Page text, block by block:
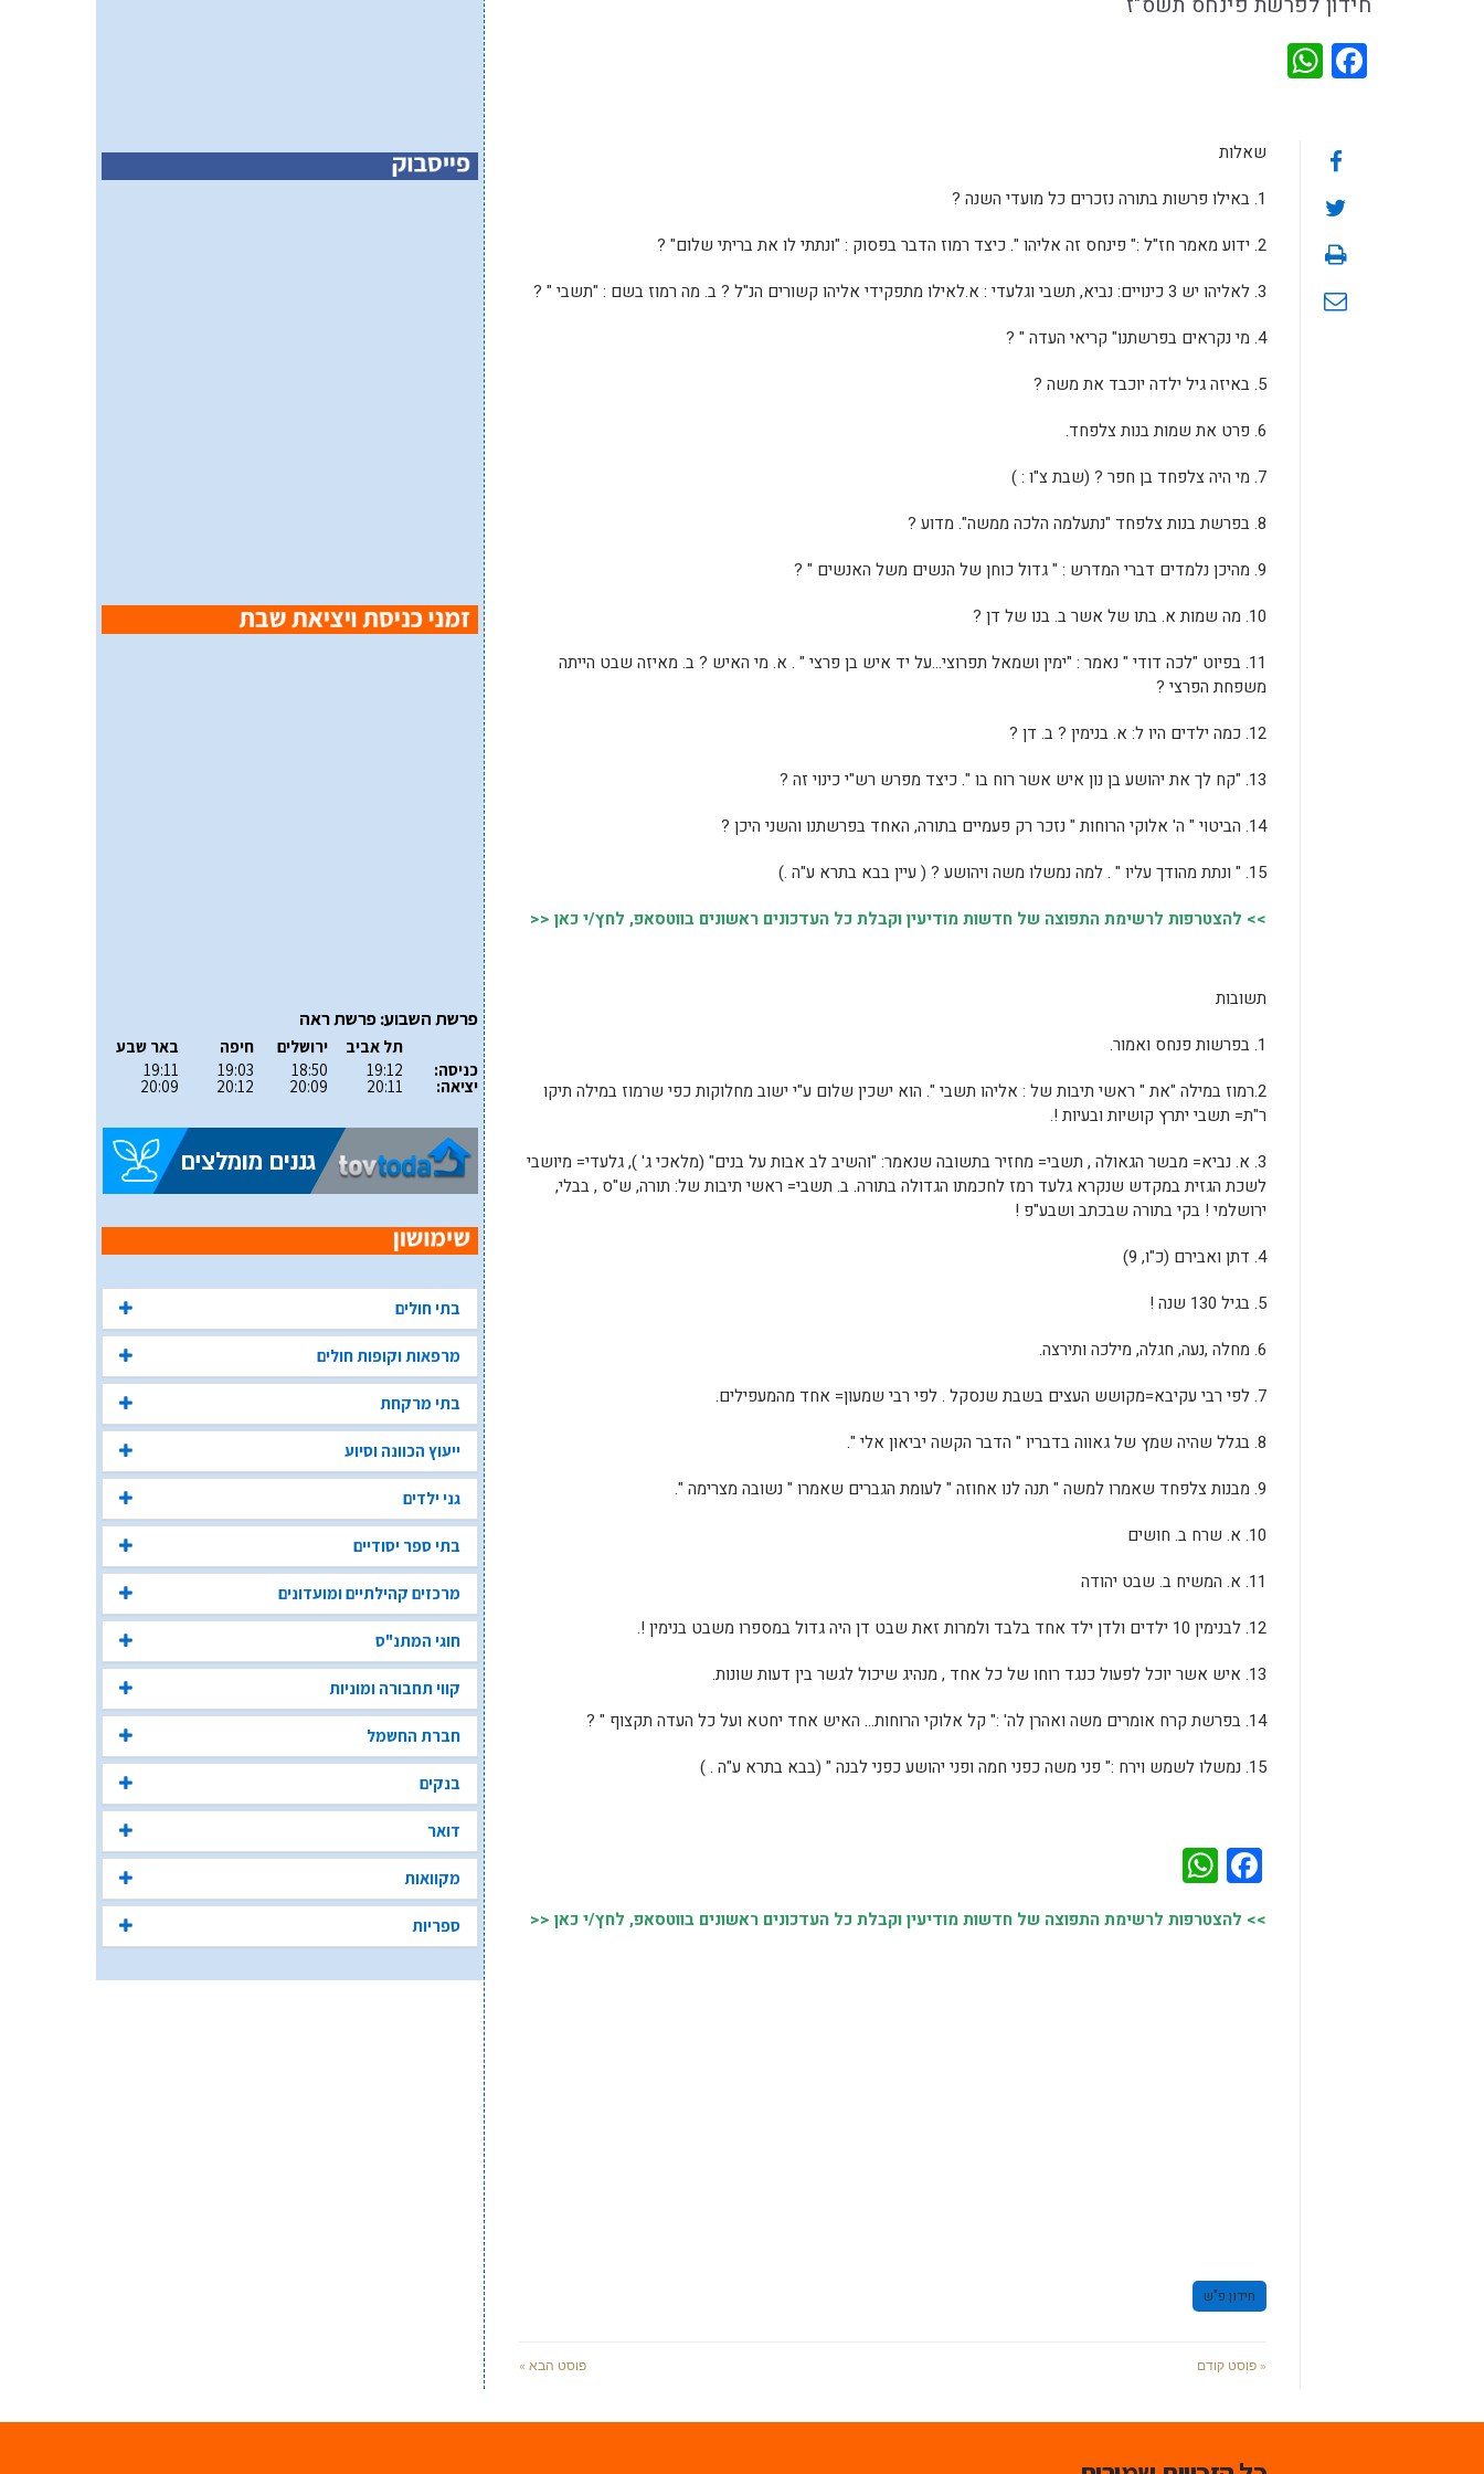
Facebook
שאלות
1. באילו פרשות בתורה נזכרים כל מועדי השנה ?
2. ידוע מאמר חז"ל :" פינחס זה אליהו ". כיצד רמוז הדבר בפסוק : "ונתתי לו את בריתי שלום" ?
3. לאליהו יש 3 כינויים: נביא, תשבי וגלעדי : א.לאילו מתפקידי אליהו קשורים הנ"ל ? ב. מה רמוז בשם : "תשבי " ?
4. מי נקראים בפרשתנו" קריאי העדה " ?
5. באיזה גיל ילדה יוכבד את משה ?
6. פרט את שמות בנות צלפחד.
7. מי היה צלפחד בן חפר ? (שבת צ"ו : )
8. בפרשת בנות צלפחד "נתעלמה הלכה ממשה". מדוע ?
9. מהיכן נלמדים דברי המדרש : " גדול כוחן של הנשים משל האנשים " ?
10. מה שמות א. בתו של אשר ב. בנו של דן ?
11. בפיוט "לכה דודי " נאמר : "ימין ושמאל תפרוצי…על יד איש בן פרצי " . א. מי האיש ? ב. מאיזה שבט הייתה
משפחת הפרצי ?
12. כמה ילדים היו ל: א. בנימין ? ב. דן ?
13. "קח לך את יהושע בן נון איש אשר רוח בו ". כיצד מפרש רש"י כינוי זה ?
14. הביטוי " ה' אלוקי הרוחות " נזכר רק פעמיים בתורה, האחד בפרשתנו והשני היכן ?
15. " ונתת מהודך עליו " . למה נמשלו משה ויהושע ? ( עיין בבא בתרא ע"ה .)
>> להצטרפות לרשימת התפוצה של חדשות מודיעין וקבלת כל העדכונים ראשונים בווטסאפ, לחץ/י כאן <<
תשובות
1. בפרשות פנחס ואמור.
2.רמוז במילה "את " ראשי תיבות של : אליהו תשבי ". הוא ישכין שלום ע"י ישוב מחלוקות כפי שרמוז במילה תיקו
ר"ת= תשבי יתרץ קושיות ובעיות !.
3. א. נביא= מבשר הגאולה , תשבי= מחזיר בתשובה שנאמר: "והשיב לב אבות על בנים" (מלאכי ג' ), גלעדי= מיושבי
לשכת הגזית במקדש שנקרא גלעד רמז לחכמתו הגדולה בתורה. ב. תשבי= ראשי תיבות של: תורה, ש"ס , בבלי,
ירושלמי ! בקי בתורה שבכתב ושבע"פ !
4. דתן ואבירם (כ"ו, 9)
5. בגיל 130 שנה !
6. מחלה ,נעה, חגלה, מילכה ותירצה.
7. לפי רבי עקיבא=מקושש העצים בשבת שנסקל . לפי רבי שמעון= אחד מהמעפילים.
8. בגלל שהיה שמץ של גאווה בדבריו " הדבר הקשה יביאון אלי ".
9. מבנות צלפחד שאמרו למשה " תנה לנו אחוזה " לעומת הגברים שאמרו " נשובה מצרימה ".
10. א. שרח ב. חושים
11. א. המשיח ב. שבט יהודה
12. לבנימין 10 ילדים ולדן ילד אחד בלבד ולמרות זאת שבט דן היה גדול במספרו משבט בנימין !.
13. איש אשר יוכל לפעול כנגד רוחו של כל אחד , מנהיג שיכול לגשר בין דעות שונות.
14. בפרשת קרח אומרים משה ואהרן לה' :" קל אלוקי הרוחות… האיש אחד יחטא ועל כל העדה תקצוף " ?
15. נמשלו לשמש וירח :" פני משה כפני חמה ופני יהושע כפני לבנה " (בבא בתרא ע"ה . )
Facebook
>> להצטרפות לרשימת התפוצה של חדשות מודיעין וקבלת כל העדכונים ראשונים בווטסאפ, לחץ/י כאן <<
חידון פ"ש
« פוסט קודם פוסט הבא »
פרשת השבוע: פרשת ראה
כניסה:
יציאה:
תל אביב
19:12
20:11
ירושלים
18:50
20:09
חיפה
19:03
20:12
באר שבע
19:11
20:09
בתי חולים
מרפאות וקופות חולים
בתי מרקחת
ייעוץ הכוונה וסיוע
גני ילדים
בתי ספר יסודיים
מרכזים קהילתיים ומועדונים
חוגי המתנ"ס
קווי תחבורה ומוניות
חברת החשמל
בנקים
דואר
מקוואות
ספריות